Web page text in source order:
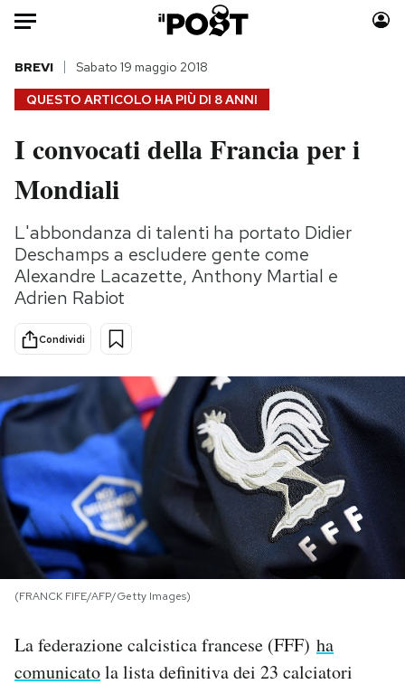
Auto
HOME
Italia
Politica
Tecnologia
Internet
Scienza
Cultura
Economia
Moda
Storie/Idee
Ok Boomer!
Media
PODCAST
NEWSLETTER
I MIEI PREFERITI
CALENDARIO
QUESTO ARTICOLO HA PIÙ DI 8 ANNI
BREVI Sabato 19 maggio 2018
I convocati della Francia per i
Mondiali
L'abbondanza di talenti ha portato Didier
Deschamps a escludere gente come
Alexandre Lacazette, Anthony Martial e
Adrien Rabiot
Condividi
(FRANCK FIFE/AFP/Getty Images)
La federazione calcistica francese (FFF) ha
comunicatola lista definitiva dei 23 calciatori